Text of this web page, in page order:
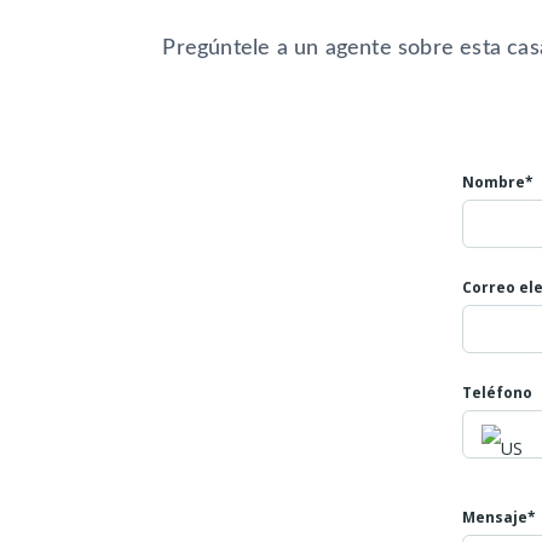
Zonas comunes piscina juegos y kiosco
Ingreso y salida con portería eléctrica
Pregúntele a un agente sobre esta
Nombre*
Correo
Teléfono
Mensaje*